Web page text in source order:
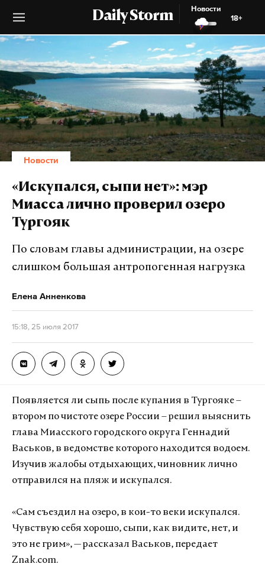
Daily Storm
Новости
18+
Новости
«Искупался, сыпи нет»: мэр
Миасса лично проверил озеро
Тургояк
По словам главы администрации, на озере
слишком большая антропогенная нагрузка
Елена Анненкова
15:18, 25 июля 2017
Появляется ли сыпь после купания в Тургояке –
втором по чистоте озере России – решил выяснить
глава Миасского городского округа Геннадий
Васьков, в ведомстве которого находится водоем.
Изучив жалобы отдыхающих, чиновник лично
отправился на пляж и искупался.
«Сам съездил на озеро, в кои-то веки искупался.
Чувствую себя хорошо, сыпи, как видите, нет, и
это не грим», — рассказал Васьков, передает
Znak.com.